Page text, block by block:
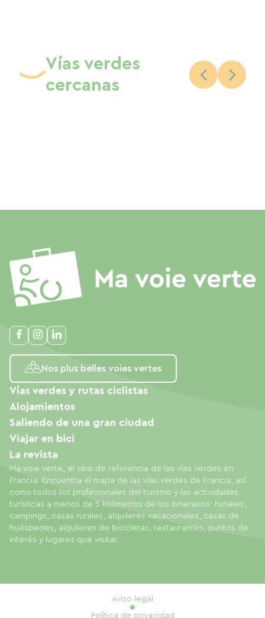
Vías verdes
cercanas
Nos plus belles voies vertes
Ma voie verte, el sitio de referencia de las vías verdes en
Francia. Encuentra el mapa de las vías verdes de Francia, así
como todos los profesionales del turismo y las actividades
turísticas a menos de 5 kilómetros de los itinerarios: hoteles,
campings, casas rurales, alquileres vacacionales, casas de
huéspedes, alquileres de bicicletas, restaurantes, puntos de
interés y lugares que visitar.
Vías verdes y rutas ciclistas
Alojamientos
Saliendo de una gran ciudad
Viajar en bici
La revista
Aviso legal
Política de privacidad